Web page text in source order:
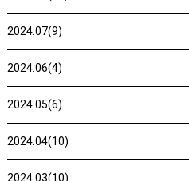
2024.07(9)
2024.06(4)
2024.05(6)
2024.04(10)
2024.03(10)